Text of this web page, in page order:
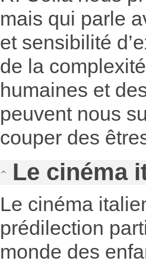
mais qui parle
et sensibilité
de la
humaines et
peuvent nous
couper des
Le cinéma
Le cinéma
prédilection
monde des